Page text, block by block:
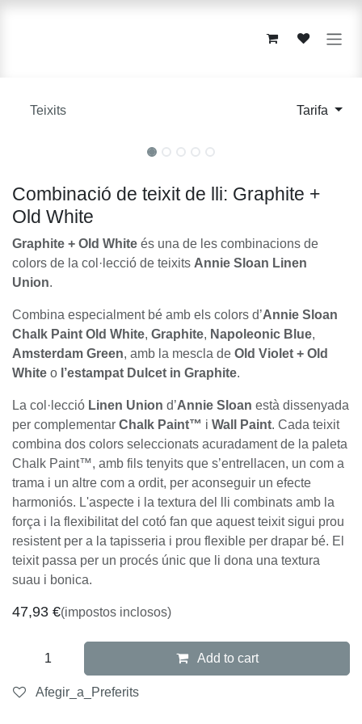
Teixits Tarifa
Combinació de teixit de lli: Graphite +
Old White
Graphite + Old White és una de les combinacions de
colors de la col·lecció de teixits Annie Sloan Linen
Union.
Combina especialment bé amb els colors d’Annie Sloan
Chalk Paint Old White, Graphite, Napoleonic Blue,
Amsterdam Green, amb la mescla de Old Violet + Old
White o l’estampat Dulcet in Graphite.
La col·lecció Linen Union d’Annie Sloan està dissenyada
per complementar Chalk Paint™ i Wall Paint. Cada teixit
combina dos colors seleccionats acuradament de la paleta
Chalk Paint™, amb fils tenyits que s’entrellacen, un com a
trama i un altre com a ordit, per aconseguir un efecte
harmoniós. L'aspecte i la textura del lli combinats amb la
força i la flexibilitat del cotó fan que aquest teixit sigui prou
resistent per a la tapisseria i prou flexible per drapar bé. El
teixit passa per un procés únic que li dona una textura
suau i bonica.
47,93 €(impostos inclosos)
Add to cart
Afegir_a_Preferits